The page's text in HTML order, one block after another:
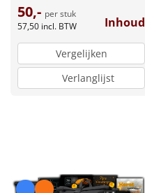
50,- per stuk
57,50 incl. BTW Inhoud
Vergelijken
Verlanglijst